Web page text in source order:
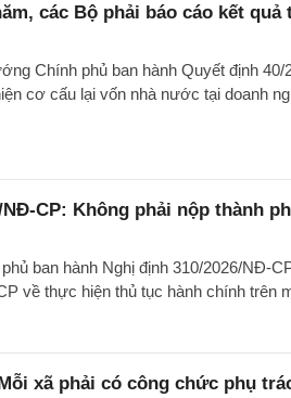
các Bộ phải báo cáo kết
Chính phủ ban hành Quyết định
cơ cấu lại vốn nhà nước tại doanh
NĐ-CP: Không phải nộp thành
ban hành Nghị định 310/2026/NĐ-
về thực hiện thủ tục hành chính trên
xã phải có công chức phụ